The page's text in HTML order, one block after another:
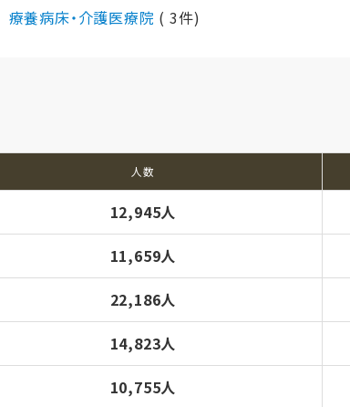
療養病床・介護医療院 ( 3件)
人数
12,945人
11,659人
22,186人
14,823人
10,755人